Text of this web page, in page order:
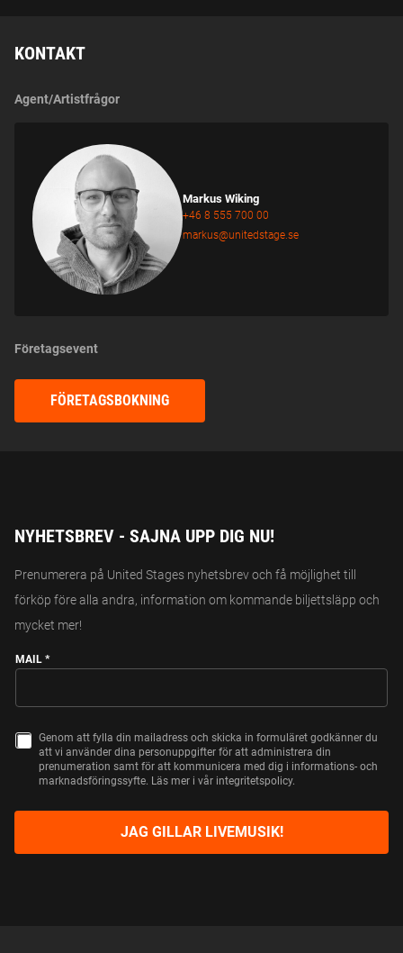
KONTAKT
Agent/Artistfrågor
Markus Wiking
+46 8 555 700 00
markus@unitedstage.se
Företagsevent
FÖRETAGSBOKNING
NYHETSBREV - SAJNA UPP DIG NU!
Prenumerera på United Stages nyhetsbrev och få möjlighet till
förköp före alla andra, information om kommande biljettsläpp och
mycket mer!
MAIL *
C
B
E
Genom att fylla din mailadress och skicka in formuläret godkänner du
att vi använder dina personuppgifter för att administrera din
prenumeration samt för att kommunicera med dig i informations- och
marknadsföringssyfte. Läs mer i vår integritetspolicy.
JAG GILLAR LIVEMUSIK!